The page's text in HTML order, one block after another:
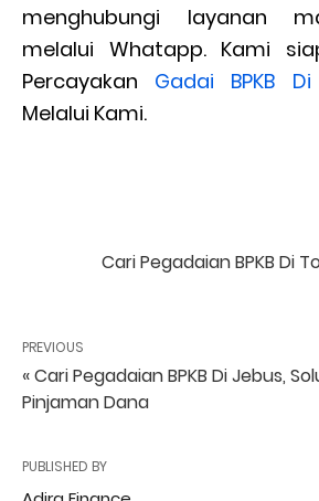
menghubungi layanan
melalui Whatapp. Kami
Percayakan Gadai BPKB
Melalui Kami.
Cari Pegadaian BPKB Di
PREVIOUS
« Cari Pegadaian BPKB Di Jebus,
Pinjaman Dana
PUBLISHED BY